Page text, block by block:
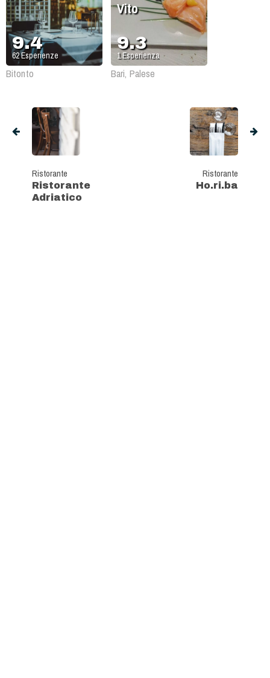
9.4
62Esperienze
Bitonto
Vito
9.3
1Esperienza
Bari, Palese
Ristorante
Ristorante
Adriatico
Ristorante
Ho.ri.ba